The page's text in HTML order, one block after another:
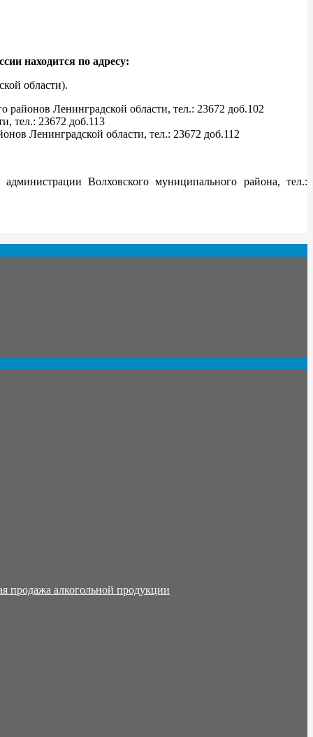
находится по адресу:
области).
Ленинградской области, тел.: 23672 доб.102
тел.: 23672 доб.113
Ленинградской области, тел.: 23672 доб.112
Волховского муниципального района, тел.:
продажа алкогольной продукции